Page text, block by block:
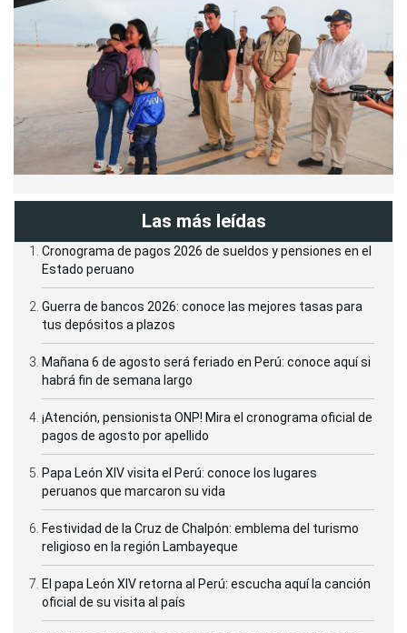
Las más leídas
Cronograma de pagos 2026 de sueldos y pensiones en el
Estado peruano
Guerra de bancos 2026: conoce las mejores tasas para
tus depósitos a plazos
Mañana 6 de agosto será feriado en Perú: conoce aquí si
habrá fin de semana largo
¡Atención, pensionista ONP! Mira el cronograma oficial de
pagos de agosto por apellido
Papa León XIV visita el Perú: conoce los lugares
peruanos que marcaron su vida
Festividad de la Cruz de Chalpón: emblema del turismo
religioso en la región Lambayeque
El papa León XIV retorna al Perú: escucha aquí la canción
oficial de su visita al país